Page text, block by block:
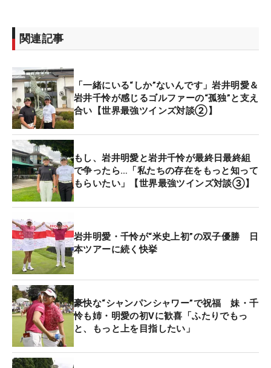
でした。タイミングも良かったなと、ホッとした気
持ちが大きいです。でも、早めに優勝できた分、次
はプラスになったと思います」
明愛「ここまで、うまくいっているほうかなと思い
ますね。もう来年も戦えると思うので（シード確定
圏内）、そこはいいんですけど、今年中に優勝した
いっていう気持ちがどうしてもあります。最近はな
かなかうまくいかないんですけど、焦らず自分のペ
ースで、チャンスを増やしていつか勝ちたいです」
※後に勝利を飾る
――同時の米進出でしたが、話し合いはあったので
しょうか
明愛「話し合いはありましたね。もともと海外で戦
いたいという志向はあったので、急にではないです
けど。“行きたいなー。そろそろかな”ってなる前年
から、チームで“来年行こうね”って話していまし
た」
関連記事
「一緒にいる“しか”ないんです」岩井明愛＆
岩井千怜が感じるゴルファーの“孤独”と支え
合い【世界最強ツインズ対談②】
もし、岩井明愛と岩井千怜が最終日最終組
で争ったら…「私たちの存在をもっと知って
もらいたい」【世界最強ツインズ対談③】
岩井明愛・千怜が“米史上初”の双子優勝 日
本ツアーに続く快挙
豪快な“シャンパンシャワー”で祝福 妹・千
怜も姉・明愛の初Vに歓喜「ふたりでもっ
と、もっと上を目指したい」